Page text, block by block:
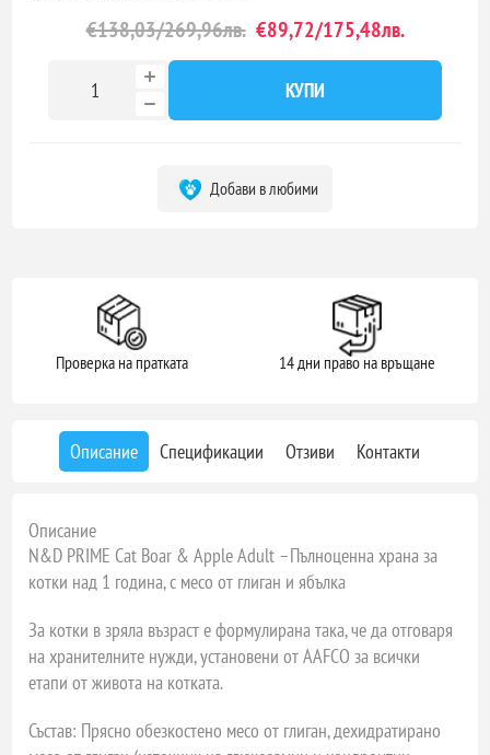
€138,03/269,96лв. €89,72/175,48лв.
КУПИ
Добави в любими
Проверка на пратката 14 дни право на връщане
Описание Спецификации Отзиви Контакти
Описание
N&D PRIME Cat Boar & Apple Adult –Пълноценна храна за
котки над 1 година, с месо от глиган и ябълка
За котки в зряла възраст е формулирана така, че да отговаря
на хранителните нужди, установени от AAFCO за всички
етапи от живота на котката.
Състав: Прясно обезкостено месо от глиган, дехидратирано